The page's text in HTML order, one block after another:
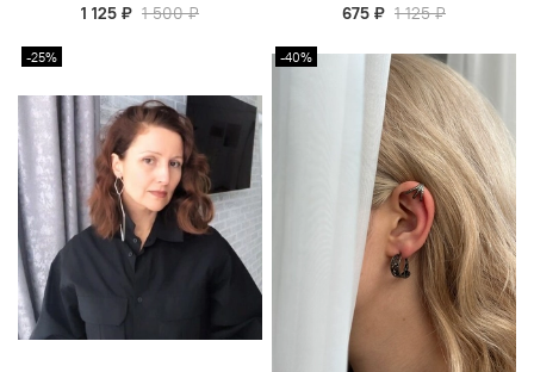
1 125 ₽ 1 500 ₽
675 ₽ 1 125 ₽
-25% -40%